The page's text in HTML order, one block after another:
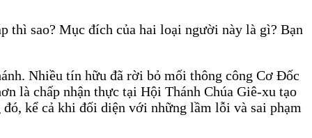
sao? Mục đích của hai loại người này là gì? Bạn
Nhiều tín hữu đã rời bỏ mối thông công Cơ Đốc
là chấp nhận thực tại Hội Thánh Chúa Giê-xu tạo
kể cả khi đối diện với những lầm lỗi và sai phạm